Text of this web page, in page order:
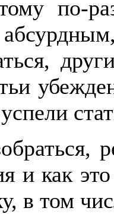
по-
и как
в том